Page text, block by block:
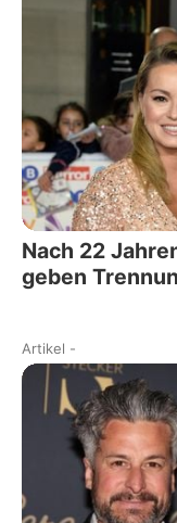
Nach 22
geben
Artikel -